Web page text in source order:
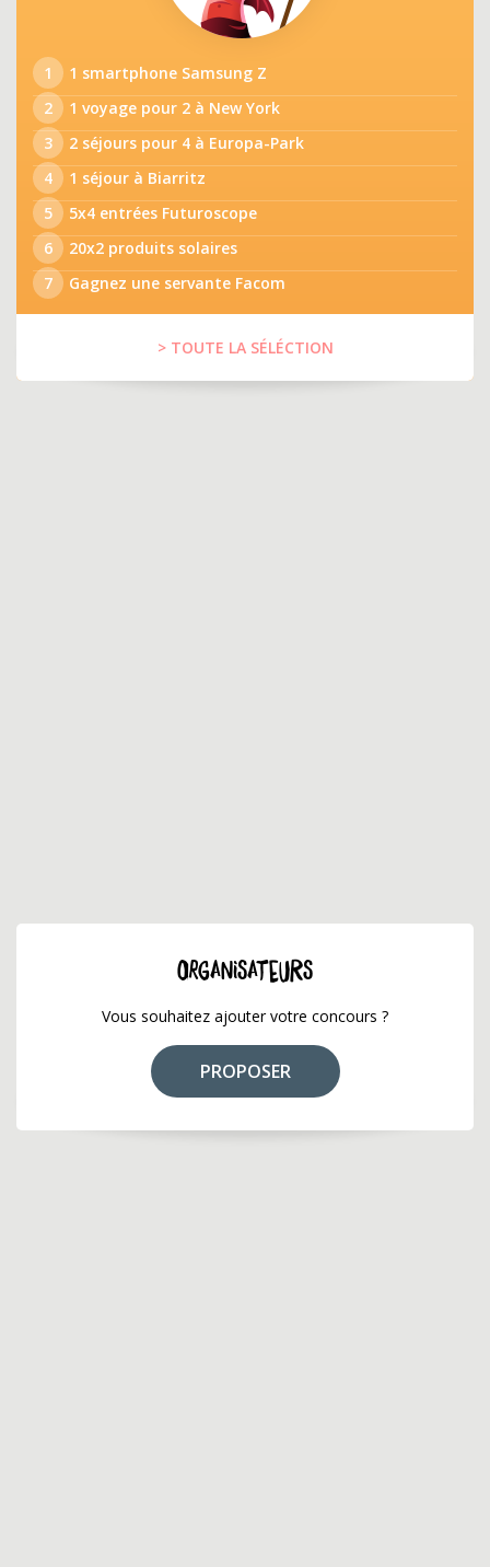
1
1 smartphone Samsung Z
2
1 voyage pour 2 à New York
3
2 séjours pour 4 à Europa-Park
4
1 séjour à Biarritz
5
5x4 entrées Futuroscope
6
20x2 produits solaires
7
Gagnez une servante Facom
> TOUTE LA SÉLÉCTION
ORGANISATEURS
Vous souhaitez ajouter votre concours ?
PROPOSER